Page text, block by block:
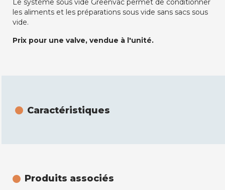
Le système sous vide Greenvac permet de conditionner
les aliments et les préparations sous vide sans sacs sous
vide.
Prix pour une valve, vendue à l'unité.
Caractéristiques
Produits associés